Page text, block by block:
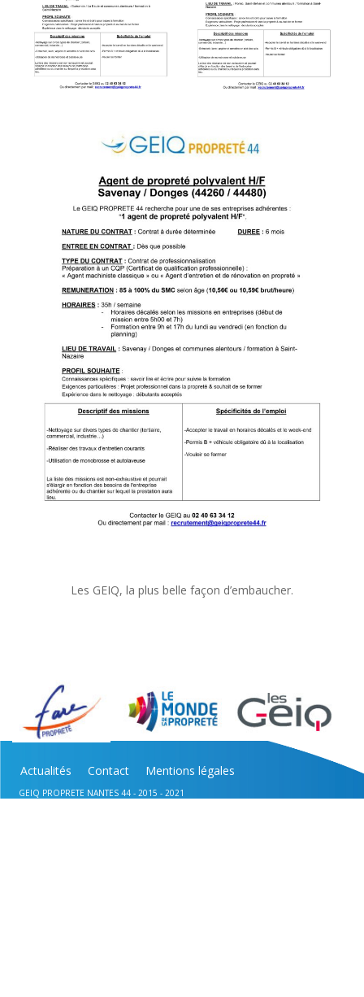
Les GEIQ, la plus belle façon d’embaucher.
Actualités Contact Mentions légales
GEIQ PROPRETE NANTES 44 - 2015 - 2021